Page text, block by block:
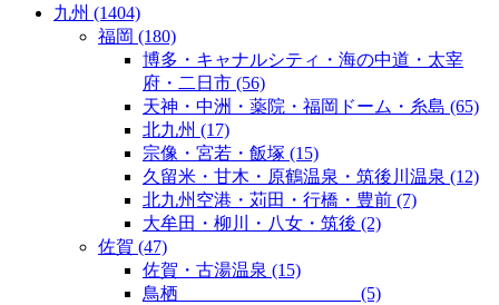
九州 (1404)
福岡 (180)
博多・キャナルシティ・海の中道・太宰
府・二日市 (56)
天神・中洲・薬院・福岡ドーム・糸島 (65)
北九州 (17)
宗像・宮若・飯塚 (15)
久留米・甘木・原鶴温泉・筑後川温泉 (12)
北九州空港・苅田・行橋・豊前 (7)
大牟田・柳川・八女・筑後 (2)
佐賀 (47)
佐賀・古湯温泉 (15)
鳥栖
(5)